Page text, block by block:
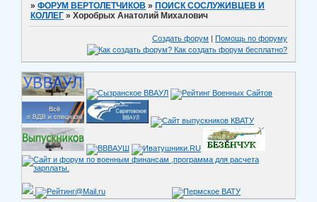
»ФОРУМ ВЕРТОЛЕТЧИКОВ » ПОИСК СОСЛУЖИВЦЕВ И
КОЛЛЕГ »Хоробрых Анатолий Михалович
Создать форум | Помощь по форуму